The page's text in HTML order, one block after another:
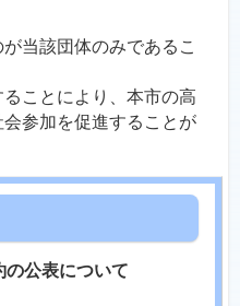
当該団体のみであるこ
ことにより、本市の高
参加を促進することが
の公表について